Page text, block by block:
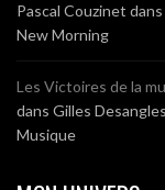
Pascal Couzinet dans
New Morning
Les Victoires de la
dans Gilles
Musique